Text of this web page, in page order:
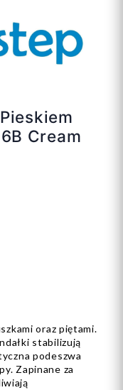
Cream
oraz piętami.
stabilizują
podeszwa
Zapinane za